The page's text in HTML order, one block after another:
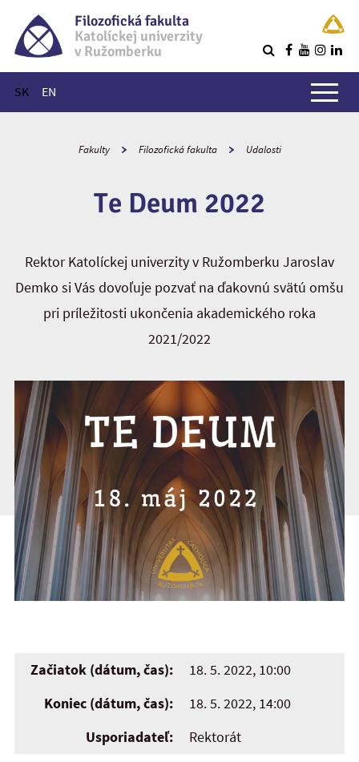
Filozofická fakulta
Katolíckej univerzity
v Ružomberku
SK EN
Hlavné menu
Fakulty Filozofická fakulta Udalosti
Te Deum 2022
Rektor Katolíckej univerzity v Ružomberku Jaroslav
Demko si Vás dovoľuje pozvať na ďakovnú svätú omšu
pri príležitosti ukončenia akademického roka
2021/2022
Začiatok (dátum, čas):
18. 5. 2022, 10:00
Koniec (dátum, čas):
18. 5. 2022, 14:00
Usporiadateľ:
Rektorát